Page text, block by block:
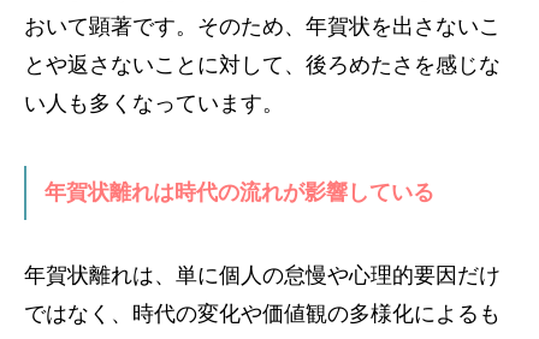
おいて顕著です。そのため、年賀状を出さないこ
とや返さないことに対して、後ろめたさを感じな
い人も多くなっています。
年賀状離れは時代の流れが影響している
年賀状離れは、単に個人の怠慢や心理的要因だけ
ではなく、時代の変化や価値観の多様化によるも